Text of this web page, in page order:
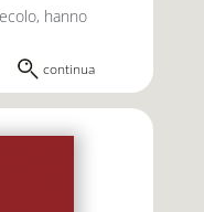
hanno
continua